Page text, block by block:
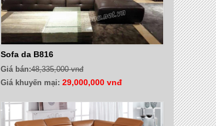
Sofa da B816
Giá bán:48,335,000 vnđ
Giá khuyến mại: 29,000,000 vnđ
- 25%